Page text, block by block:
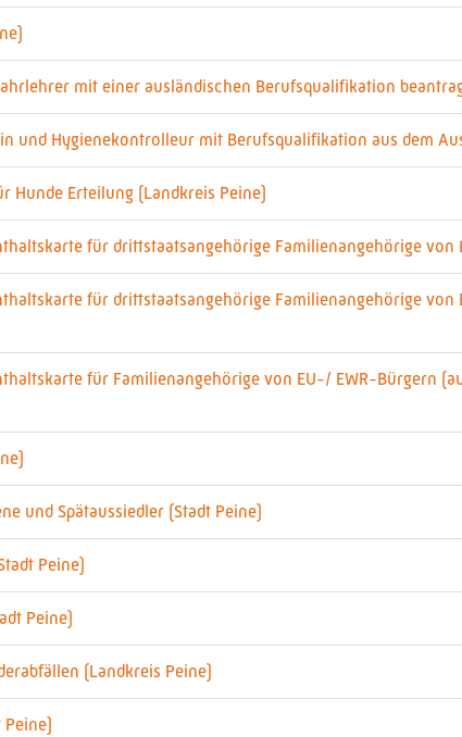
mit einer ausländischen Berufsqualifikation
und Hygienekontrolleur mit Berufsqualifikation aus dem
Hunde Erteilung (Landkreis Peine)
für drittstaatsangehörige Familienangehörige von
für drittstaatsangehörige Familienangehörige
für Familienangehörige von EU-/ EWR-Bürgern
und Spätaussiedler (Stadt Peine)
Peine)
Peine)
(Landkreis Peine)